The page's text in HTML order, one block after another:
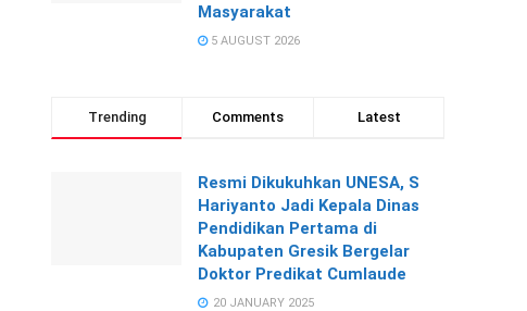
Masyarakat
5 AUGUST 2026
Trending Comments Latest
Resmi Dikukuhkan UNESA, S
Hariyanto Jadi Kepala Dinas
Pendidikan Pertama di
Kabupaten Gresik Bergelar
Doktor Predikat Cumlaude
20 JANUARY 2025